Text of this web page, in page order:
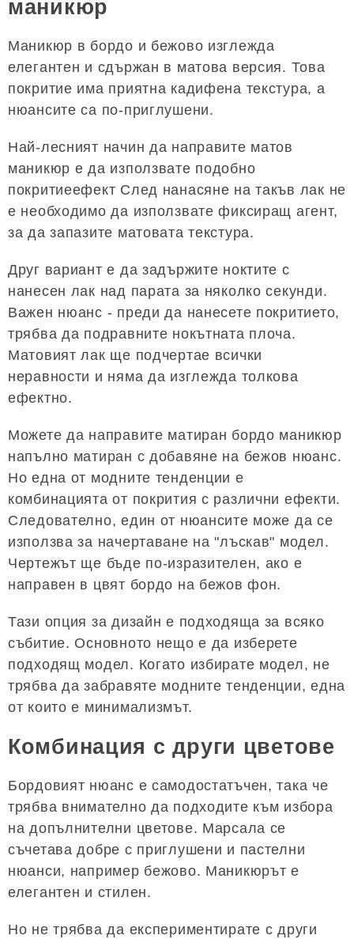
маникюр
Маникюр в бордо и бежово изглежда
елегантен и сдържан в матова версия. Това
покритие има приятна кадифена текстура, а
нюансите са по-приглушени.
Най-лесният начин да направите матов
маникюр е да използвате подобно
покритиеефект След нанасяне на такъв лак не
е необходимо да използвате фиксиращ агент,
за да запазите матовата текстура.
Друг вариант е да задържите ноктите с
нанесен лак над парата за няколко секунди.
Важен нюанс - преди да нанесете покритието,
трябва да подравните нокътната плоча.
Матовият лак ще подчертае всички
неравности и няма да изглежда толкова
ефектно.
Можете да направите матиран бордо маникюр
напълно матиран с добавяне на бежов нюанс.
Но една от модните тенденции е
комбинацията от покрития с различни ефекти.
Следователно, един от нюансите може да се
използва за начертаване на "лъскав" модел.
Чертежът ще бъде по-изразителен, ако е
направен в цвят бордо на бежов фон.
Тази опция за дизайн е подходяща за всяко
събитие. Основното нещо е да изберете
подходящ модел. Когато избирате модел, не
трябва да забравяте модните тенденции, една
от които е минимализмът.
Комбинация с други цветове
Бордовият нюанс е самодостатъчен, така че
трябва внимателно да подходите към избора
на допълнителни цветове. Марсала се
съчетава добре с приглушени и пастелни
нюанси, например бежово. Маникюрът е
елегантен и стилен.
Но не трябва да експериментирате с други